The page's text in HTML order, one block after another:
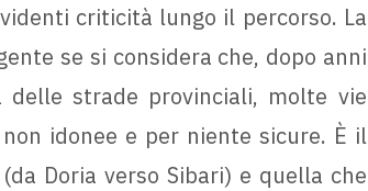
criticità lungo il percorso. La
se si considera che, dopo anni
delle strade provinciali, molte vie
idonee e per niente sicure. È il
Doria verso Sibari) e quella che